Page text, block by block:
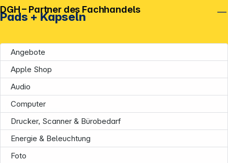
Pads + Kapseln
Angebote
Apple Shop
Audio
Computer
Drucker, Scanner & Bürobedarf
Energie & Beleuchtung
Foto
DGH – Partner des Fachhandels
Unternehmen